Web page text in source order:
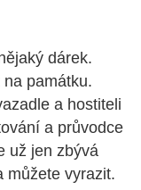
dárek.
památku.
a hostiteli
a průvodce
už jen zbývá
můžete vyrazit.